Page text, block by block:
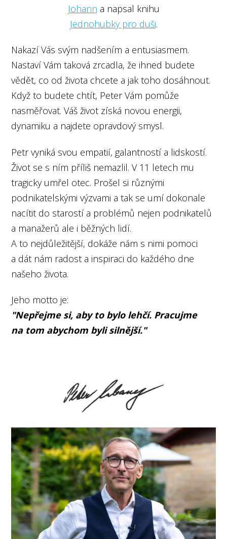
Johann a napsal knihu
Jednohubky pro duši.
Nakazí Vás svým nadšením a entusiasmem.
Nastaví Vám taková zrcadla, že ihned budete
vědět, co od života chcete a jak toho dosáhnout.
Když to budete chtít, Peter Vám pomůže
nasměřovat. Váš život získá novou energii,
dynamiku a najdete opravdový smysl.
Petr vyniká svou empatií, galantností a lidskostí.
Život se s ním příliš nemazlil. V 11 letech mu
tragicky umřel otec. Prošel si různými
podnikatelskými výzvami a tak se umí dokonale
nacítit do starostí a problémů nejen podnikatelů
a manažerů ale i běžných lidí.
A to nejdůležitější, dokáže nám s nimi pomoci
a dát nám radost a inspiraci do každého dne
našeho života.
Jeho motto je:
"Nepřejme si, aby to bylo lehčí. Pracujme
na tom abychom byli silnější."